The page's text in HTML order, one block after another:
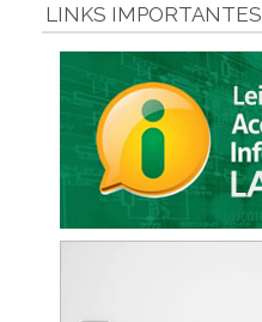
LINKS IMPORTANTES